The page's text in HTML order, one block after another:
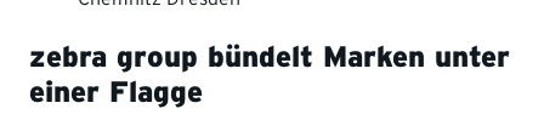
zebra group bündelt Marken unter
einer Flagge